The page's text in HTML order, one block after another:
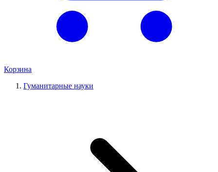
Корзина
Гуманитарные науки